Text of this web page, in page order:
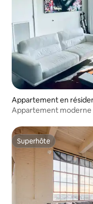
Appartement en
éans
Appartement moderne
Superhôte
Superhôte